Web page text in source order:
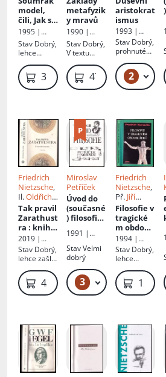
model,
čili, Jak se
filosofuje
kladivem
1995 |
Votobia
Stav Dobrý,
lehce
hrany
desek 319 Kč
metafyzik
y mravů
1990 |
Svoboda
Stav Dobrý,
V textu
tužkou,
vazba se
začíná
479 Kč
Tichý
aristokrat
ismus
1993 |
Votobia
Stav Dobrý,
prohnuté
2
Friedrich
Nietzsche,
Il.Oldřich
Kulhánek,
Př.Otokar
Fischer
Tak pravil
Zarathust
ra : kniha
pro
všechny a
pro
2019 |
Vyšehrad
Stav Dobrý,
lehce zašlá
439 Kč
Miroslav
Petříček
Úvod do
(současné
) filosofie
improvizo
vaných
přednáše
1991 |
a synové
StavVelmi
dobrý
3 229 Kč – 289 Kč
Friedrich
Nietzsche,
Př. Jiří
Horák,Jan
Březina,Jiří
Václav
Horák
Filosofie v
tragické
m období
Řeků
1994 |
Votobia
Stav Dobrý,
lehce
hřbet
129 Kč